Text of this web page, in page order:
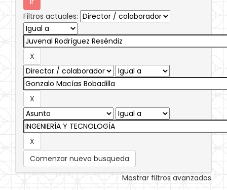
Filtros actuales:
Comenzar nueva busqueda
Mostrar filtros avanzados